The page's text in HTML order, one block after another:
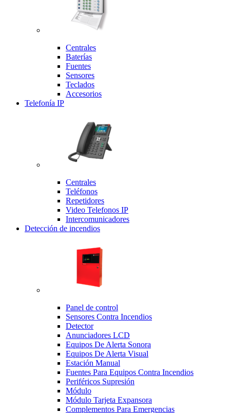
Centrales
Baterías
Fuentes
Sensores
Teclados
Accesorios
Telefonía IP
Centrales
Teléfonos
Repetidores
Video Telefonos IP
Intercomunicadores
Detección de incendios
Panel de control
Sensores Contra Incendios
Detector
Anunciadores LCD
Equipos De Alerta Sonora
Equipos De Alerta Visual
Estación Manual
Fuentes Para Equipos Contra Incendios
Periféricos Supresión
Módulo
Módulo Tarjeta Expansora
Complementos Para Emergencias